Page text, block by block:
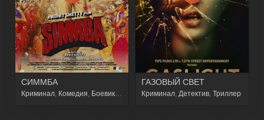
СИММБА
Криминал, Комедия, Боевик,Зарубежный,Драма
ГАЗОВЫЙ СВЕТ
Криминал, Детектив, Триллер